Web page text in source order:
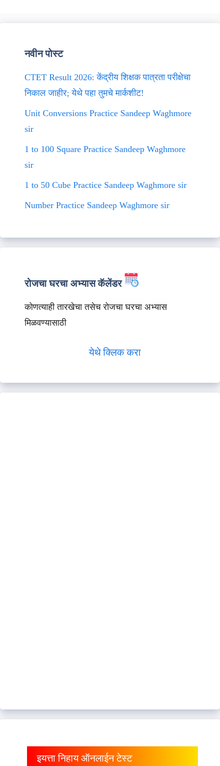
नवीन पोस्ट
CTET Result 2026: केंद्रीय शिक्षक पात्रता परीक्षेचा
निकाल जाहीर; येथे पहा तुमचे मार्कशीट!
Unit Conversions Practice Sandeep Waghmore
sir
1 to 100 Square Practice Sandeep Waghmore
sir
1 to 50 Cube Practice Sandeep Waghmore sir
Number Practice Sandeep Waghmore sir
रोजचा घरचा अभ्यास कॅलेंडर
कोणत्याही तारखेचा तसेच रोजचा घरचा अभ्यास
मिळवण्यासाठी
येथे क्लिक करा
इयत्ता निहाय ऑनलाईन टेस्ट